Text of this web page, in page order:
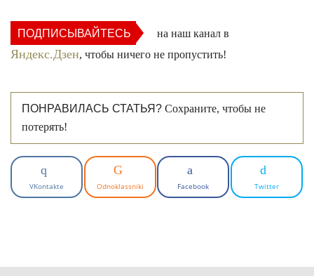
ПОДПИСЫВАЙТЕСЬ на наш канал в
Яндекс.Дзен, чтобы ничего не пропустить!
ПОНРАВИЛАСЬ СТАТЬЯ? Сохраните, чтобы не
потерять!
VKontakte Odnoklassniki Facebook Twitter